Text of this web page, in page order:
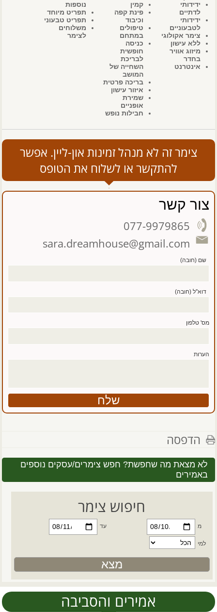
ידידותי
לדתיים
ידידותי
לטבעוניים
צימר אקולוגי
ללא עישון
מיזוג אוויר
בחדר
אינטרנט
קמין
פינת קפה
וכיבוד
טיפולים
במתחם
כניסה
חופשית
לבריכת
השחייה של
המושב
בריכה פרטית
איזור עישון
שמירת
אופניים
חבילות נופש
נוספות
תפריט מיוחד
תפריט טבעוני
משלוחים
לצימר
צימר זה לא מנהל זמינות און-ליין. אפשר
להתקשר או לשלוח את הטופס
צור קשר
077-9979865
sara.dreamhouse@gmail.com
שם (חובה)
דוא''ל (חובה)
מס' טלפון
הערות
הדפסה
לא מצאת מה שחפשת? חפש צימרים/עסקים נוספים
באמירים
חיפוש צימר
מ עד
למי
אמירים והסביבה